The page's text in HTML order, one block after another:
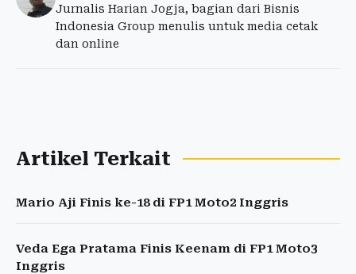
Jurnalis Harian Jogja, bagian dari Bisnis
Indonesia Group menulis untuk media cetak
dan online
Artikel Terkait
Mario Aji Finis ke-18 di FP1 Moto2 Inggris
Veda Ega Pratama Finis Keenam di FP1 Moto3
Inggris